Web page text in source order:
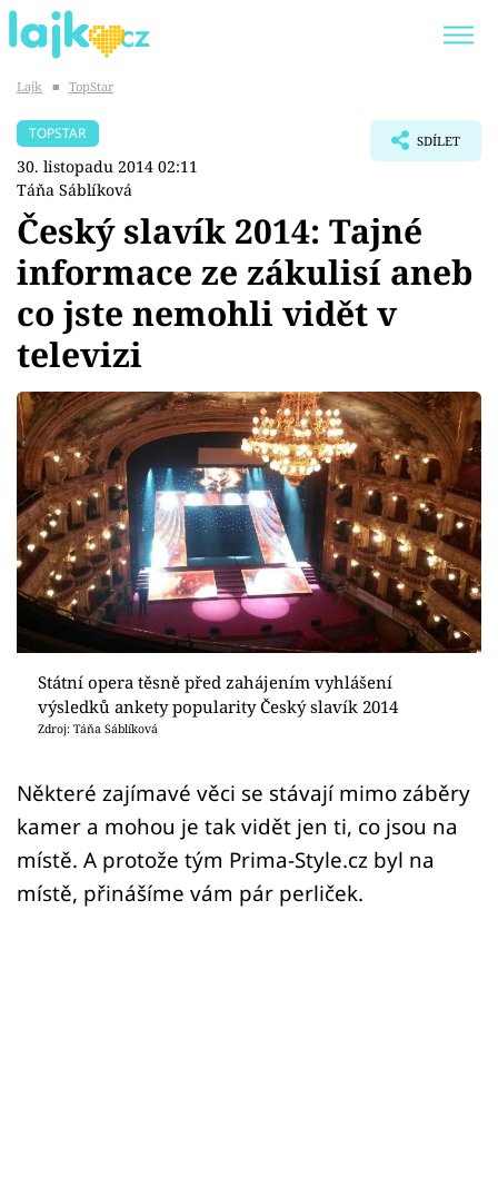
SHOPAHOLICADEL
Témata
Showbyznys
Youtubeři
Virály
Sex a vztahy
Videa
Sledujte prima+
Přihlášení
Lajk ■ TopStar
TOPSTAR
30. listopadu 2014 02:11
Táňa Sáblíková
SDÍLET
Český slavík 2014: Tajné
informace ze zákulisí aneb
co jste nemohli vidět v
televizi
Státní opera těsně před zahájením vyhlášení
výsledků ankety popularity Český slavík 2014
Zdroj: Táňa Sáblíková
Některé zajímavé věci se stávají mimo záběry
kamer a mohou je tak vidět jen ti, co jsou na
místě. A protože tým Prima-Style.cz byl na
místě, přinášíme vám pár perliček.